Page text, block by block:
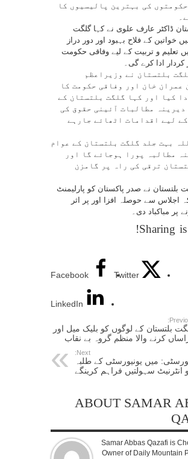
کی بہترین پالیسیوں کا
ڈاکٹر عارف علوی نے کہا گلگت
خواتین کے فلاح بہبود اور دور دراز
تعلیم و تربیت کے لیے وفاقی حکومت
کردار ادا کرے گی۔
بلتستان نے وزیراعظم
عمران خان اور وفاقی حکومت کا
کیا اور کہا گلگت بلتستان کے
دیرینہ مطالبات آئینی حقوق کی
لیے اقدامات اٹھائے جارہے
بہت جلد گلگت بلتستان کے عوام
مطالبہ پورا ہوجائے گا اور
ترقی کی راہ پر گامزن
بلتستان نے صدر پاکستان کو پارلیمنٹ
اجلاس سے حوصلہ افزا اور پر اثر
پر مباکباد دی۔
Sharing is
Facebook Twitter
LinkedIn
بلتستان کے لوگوں کو بلیک میل اور
کرنے والا منظم گروہ بے نقاب
Next:
میں یونیورسٹی کے طلبہ
انٹرنیٹ سہولتیں فراہم کرینگے
ABOUT SAMAR
Samar Abbas Qazafi is
Owner of Daily Mountain